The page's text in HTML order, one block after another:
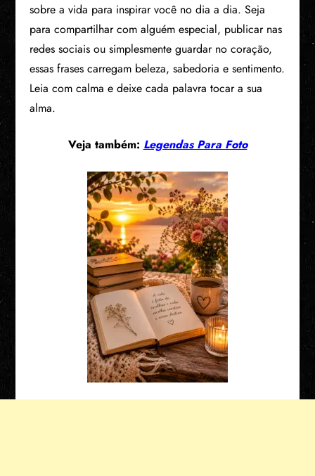
sobre a vida para inspirar você no dia a dia. Seja
para compartilhar com alguém especial, publicar nas
redes sociais ou simplesmente guardar no coração,
essas frases carregam beleza, sabedoria e sentimento.
Leia com calma e deixe cada palavra tocar a sua
alma.
Veja também: Legendas Para Foto